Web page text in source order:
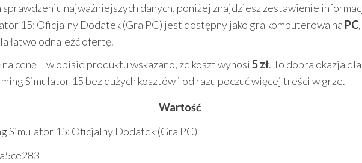
sprawdzeniu najważniejszych danych, poniżej znajdziesz zestawienie
15: Oficjalny Dodatek (Gra PC) jest dostępny jako gra komputerowa na PC
łatwo odnaleźć ofertę.
cenę – w opisie produktu wskazano, że koszt wynosi 5 zł. To dobra okazja
Simulator 15 bez dużych kosztów i od razu poczuć więcej treści w grze.
Wartość
Simulator 15: Oficjalny Dodatek (Gra PC)